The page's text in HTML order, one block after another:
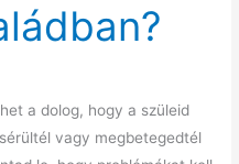
a dolog, hogy a szüleid
vagy megbetegedtél